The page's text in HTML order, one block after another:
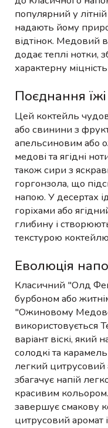
популярний у
надають йому
відтінок. Медовий
додає теплі нотки,
характерну
Поєднання
Цей коктейль
або свинини з
апельсиновим або
медові та ягідні
також сири з
горгонзола, що
напою. У десертах
горіхами або
глибину і
текстурою
Еволюція
Класичний "Олд
бурбоном або
"Ожиновому
використовується
варіант віскі, який
солодкі та
легкий цитрусовий
збагачує напій
красивим
завершує смакову
цитрусовий аромат